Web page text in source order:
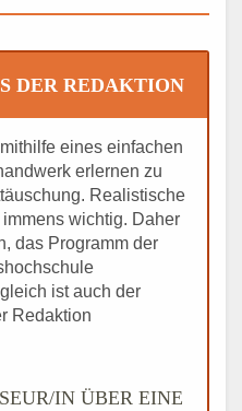
DER REDAKTION
eines einfachen
erlernen zu
Realistische
wichtig. Daher
das Programm der
ist auch der
Redaktion
IN ÜBER EINE